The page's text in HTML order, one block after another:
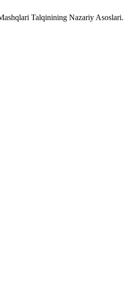
Talqinining Nazariy Asoslari.